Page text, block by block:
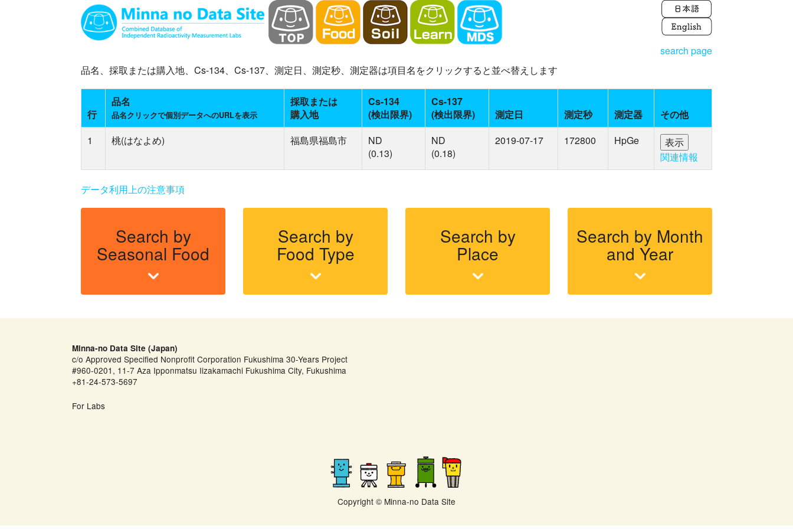
search page
品名、採取または購入地、Cs-134、Cs-137、測定日、測定秒、測定器は項目名をクリックすると並べ替えします
行
品名
品名クリックで個別データへのURLを表示
採取または
購入地
Cs-134
(検出限界)
Cs-137
(検出限界)
測定日 測定秒 測定器
その他
1
桃(はなよめ) 福島県福島市
ND
(0.13)
ND
(0.18)
2019-07-17 172800
HpGe
関連情報
データ利用上の注意事項
Search by
Seasonal Food
Search by
Food Type
Search by
Place
Search by Month
and Year
Minna-no Data Site (Japan)
c/o Approved Specified Nonprofit Corporation Fukushima 30-Years Project
#960-0201, 11-7 Aza Ipponmatsu Iizakamachi Fukushima City, Fukushima
+81-24-573-5697
For Labs
Copyright © Minna-no Data Site